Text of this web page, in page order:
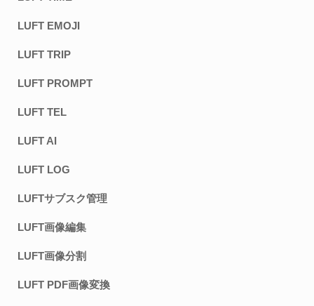
LUFT EMOJI
LUFT TRIP
LUFT PROMPT
LUFT TEL
LUFT AI
LUFT LOG
LUFTサブスク管理
LUFT画像編集
LUFT画像分割
LUFT PDF画像変換